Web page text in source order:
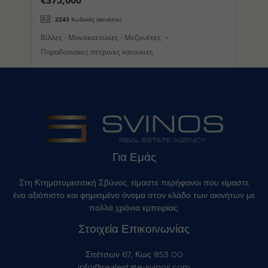
(Τρούλος) στο Νησί της Νισύρου
2243 Κωδικός ακινήτου
Βίλλες - Μονοκατοικίες - Μεζονέτες
Παραδοσιακες πετρινες κατοικιες
Για Εμάς
Στη Κτηματομεσιτική Σβύνος, είμαστε περήφανοι που είμαστε
ένα αξιόπιστο και φημισμένο όνομα στον κλάδο των ακινήτων με
πολλά χρόνια εμπειρίας.
Στοιχεία Επικοινωνίας
Σπέτσων 67, Κως 853 00